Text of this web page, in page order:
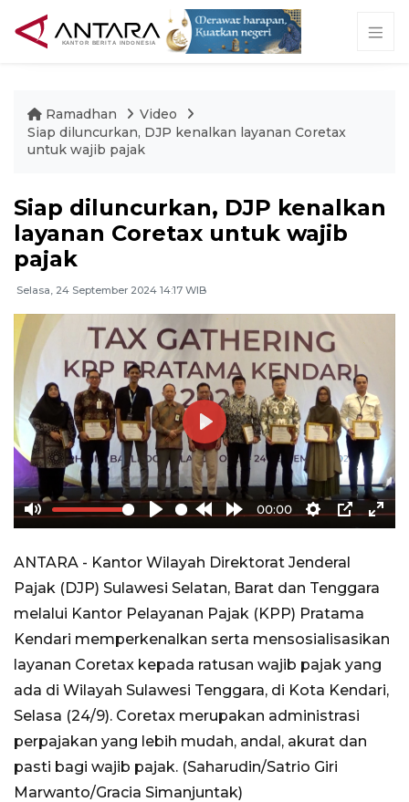
Ramadhan
Video
Siap diluncurkan, DJP kenalkan layanan Coretax
untuk wajib pajak
Siap diluncurkan, DJP kenalkan
layanan Coretax untuk wajib
pajak
Selasa, 24 September 2024 14:17 WIB
Mute Play
Rewind
10s
Forward
10s
00:00
Settings
PIP
Play
ANTARA - Kantor Wilayah Direktorat Jenderal
Pajak (DJP) Sulawesi Selatan, Barat dan Tenggara
melalui Kantor Pelayanan Pajak (KPP) Pratama
Kendari memperkenalkan serta mensosialisasikan
layanan Coretax kepada ratusan wajib pajak yang
ada di Wilayah Sulawesi Tenggara, di Kota Kendari,
Selasa (24/9). Coretax merupakan administrasi
perpajakan yang lebih mudah, andal, akurat dan
pasti bagi wajib pajak. (Saharudin/Satrio Giri
Marwanto/Gracia Simanjuntak)